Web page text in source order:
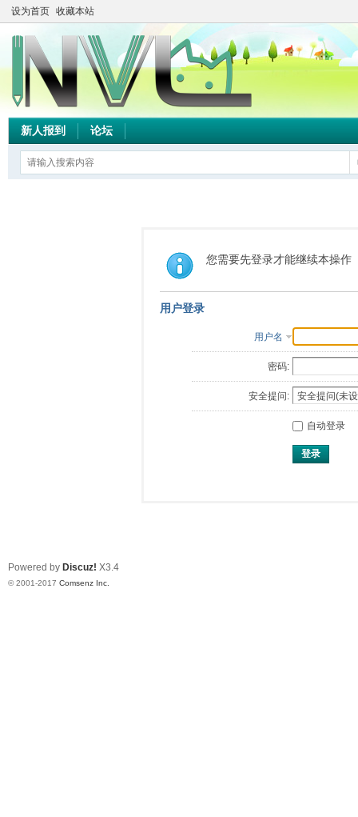
设为首页 收藏本站
新人报到 论坛
您需要先登录才能继续本操作
用户登录
用户名
密码:
安全提问:
自动登录
登录
Powered by Discuz! X3.4
© 2001-2017 Comsenz Inc.